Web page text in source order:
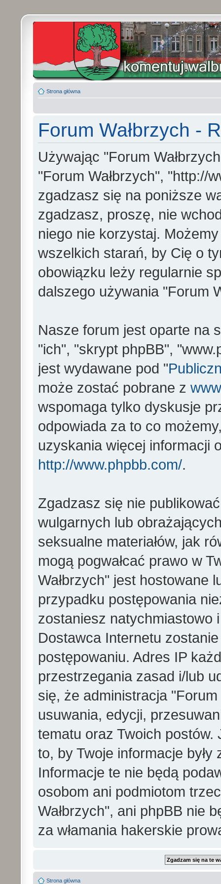
Strona główna
Forum Wałbrzych -
Używając "Forum
"Forum Wałbrzych", "http://
zgadzasz się na poniższe
zgadzasz, proszę, nie
niego nie korzystaj.
wszelkich starań, by Cię o
obowiązku leży regularnie
dalszego używania "Forum
Nasze forum jest oparte na
"ich", "skrypt phpBB",
jest wydawane pod "
może zostać pobrane z
wspomaga tylko dyskusje
odpowiada za to co
uzyskania więcej informacji
http://www.phpbb.com/.
Zgadzasz się nie
wulgarnych lub
seksualne materiałów, jak
mogą pogwałcać prawo w
Wałbrzych" jest hostowane
przypadku postępowania
zostaniesz natychmiastowo
Dostawca Internetu
postępowaniu. Adres IP
przestrzegania zasad i/lub
się, że administracja
usuwania, edycji,
tematu oraz Twoich
to, by Twoje informacje
Informacje te nie będą
osobom ani podmiotom
Wałbrzych", ani phpBB nie
za włamania hakerskie
Strona główna